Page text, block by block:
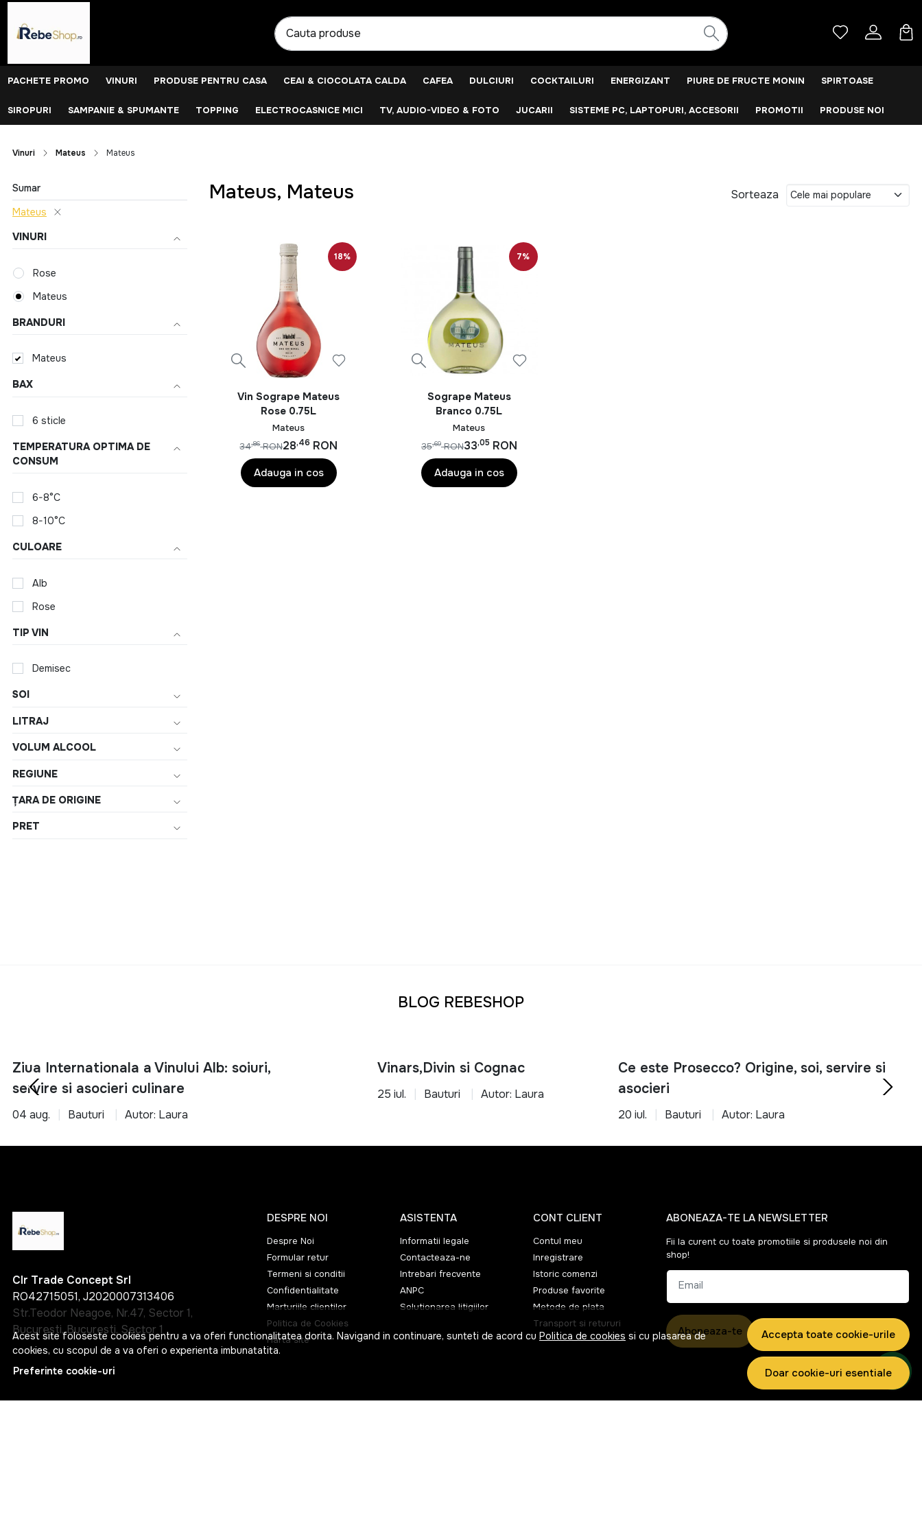
PACHETE PROMO VINURI PRODUSE PENTRU CASA CEAI & CIOCOLATA CALDA CAFEA DULCIURI COCKTAILURI ENERGIZANT PIURE DE FRUCTE MONIN SPIRTOASE
SIROPURI SAMPANIE & SPUMANTE TOPPING ELECTROCASNICE MICI TV, AUDIO-VIDEO & FOTO JUCARII SISTEME PC, LAPTOPURI, ACCESORII PROMOTII PRODUSE NOI
Vinuri Mateus Mateus
Sumar
Mateus
VINURI
Rose
Mateus
BRANDURI
Mateus
BAX
6 sticle
TEMPERATURA OPTIMA DE
CONSUM
6-8°C
8-10°C
CULOARE
Alb
Rose
TIP VIN
Demisec
SOI
LITRAJ
VOLUM ALCOOL
REGIUNE
ȚARA DE ORIGINE
PRET
Mateus, Mateus Sorteaza
18%
Vin Sogrape Mateus
Rose 0.75L
Mateus
28,46 RON
34,86 RON
Adauga in cos
7%
Sogrape Mateus
Branco 0.75L
Mateus
33,05 RON
35,69 RON
Adauga in cos
Acest site foloseste cookies pentru a va oferi functionalitatea dorita. Navigand in continuare, sunteti de acord cu Politica de cookies si cu plasarea de
cookies, cu scopul de a va oferi o experienta imbunatatita.
Preferinte cookie-uri
Accepta toate cookie-urile
Doar cookie-uri esentiale
BLOG REBESHOP
Ziua Internationala a Vinului Alb: soiuri,
servire si asocieri culinare
04 aug. Bauturi Autor: Laura
Vinars,Divin si Cognac
25 iul. Bauturi Autor: Laura
Ce este Prosecco? Origine, soi, servire si
asocieri
20 iul. Bauturi Autor: Laura
Clr Trade Concept Srl
RO42715051, J2020007313406
Str.Teodor Neagoe, Nr.47, Sector 1,
Bucuresti, Bucuresti, Sector 1
DESPRE NOI
Despre Noi
Formular retur
Termeni si conditii
Confidentialitate
Marturiile clientilor
Politica de Cookies
Harta site
ASISTENTA
Informatii legale
Contacteaza-ne
Intrebari frecvente
ANPC
Solutionarea litigiilor
CONT CLIENT
Contul meu
Inregistrare
Istoric comenzi
Produse favorite
Metode de plata
Transport si retururi
ABONEAZA-TE LA NEWSLETTER
Fii la curent cu toate promotiile si produsele noi din
shop!
Email
Aboneaza-te